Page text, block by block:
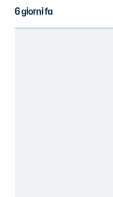
6 giorni fa